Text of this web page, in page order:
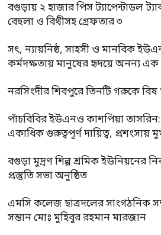
বগুড়ায় ২ হাজার পিস ট্যাপেন্টাডল
বেহুলা ও বিথীসহ গ্রেফতার ৩
সৎ, ন্যায়নিষ্ঠ, সাহসী ও মানবিক
কর্মদক্ষতায় মানুষের হৃদয়ে অনন্য এক
নরসিংদীর শিবপুরে তিনটি গরুকে বিষ
পাঁচবিবির ইউএনও কাশপিয়া
একাধিক গুরুত্বপূর্ণ দায়িত্ব, প্রশংসায়
বগুড়া মুদ্রণ শিল্প শ্রমিক ইউনিয়নের
প্রস্তুতি সভা অনুষ্ঠিত
এমসি কলেজ ছাত্রদলের সাংগঠনিক
সন্তান মোঃ মুহিবুর রহমান মারজান